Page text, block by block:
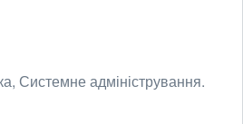
Системне адміністрування.